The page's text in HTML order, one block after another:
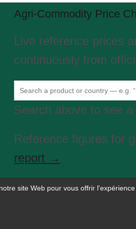
site Web pour vous offrir
Agri-Commodity Price
Live reference prices
continuously from
Search above to see
Reference figures for
report →